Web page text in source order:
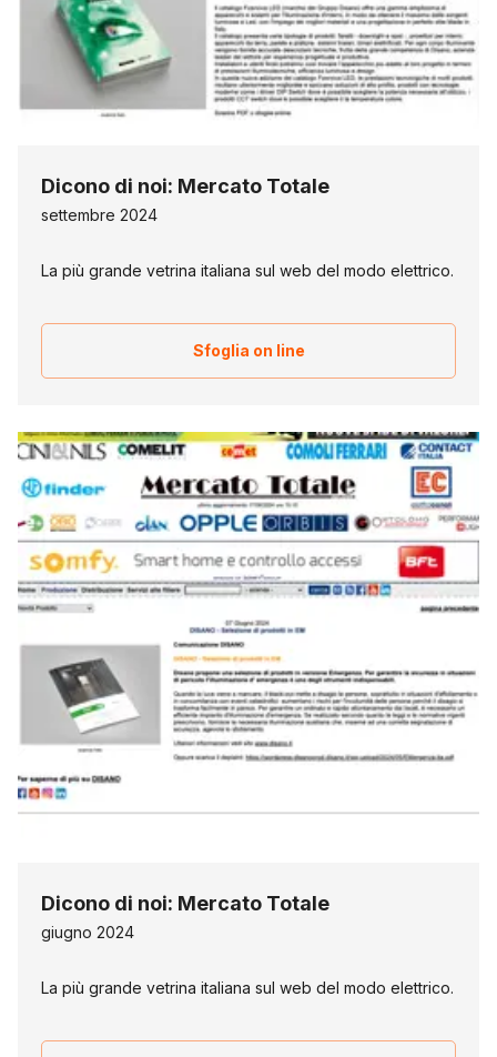
Dicono di noi: Mercato Totale
settembre 2024
La più grande vetrina italiana sul web del modo elettrico.
Sfoglia on line
Dicono di noi: Mercato Totale
giugno 2024
La più grande vetrina italiana sul web del modo elettrico.